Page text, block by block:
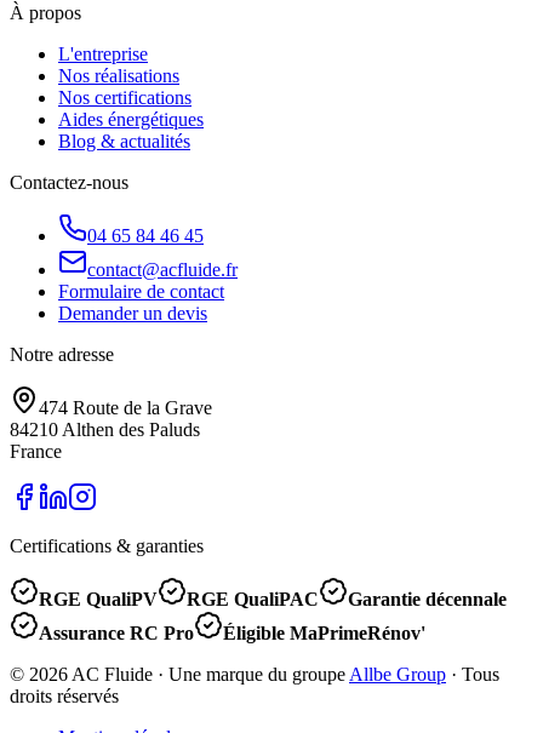
À propos
L'entreprise
Nos réalisations
Nos certifications
Aides énergétiques
Blog & actualités
Contactez-nous
04 65 84 46 45
contact@acfluide.fr
Formulaire de contact
Demander un devis
Notre adresse
474 Route de la Grave
84210 Althen des Paluds
France
Certifications & garanties
RGE QualiPV RGE QualiPAC
Garantie décennale
Assurance RC Pro
Éligible MaPrimeRénov'
© 2026 AC Fluide · Une marque du groupe Allbe Group · Tous
droits réservés